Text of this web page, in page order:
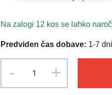
Na zalogi 12 kos se lahko
Predviden čas dobave: 1-7 dni
-
DISKI+PLOŠČICE
FORD
+